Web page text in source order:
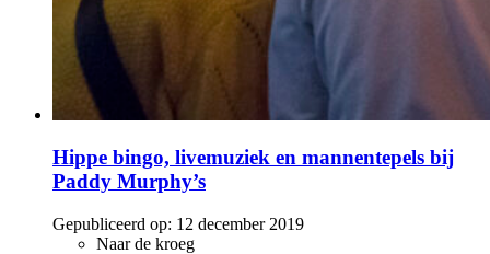
Hippe bingo, livemuziek en mannentepels bij
Paddy Murphy’s
Gepubliceerd op: 12 december 2019
Naar de kroeg